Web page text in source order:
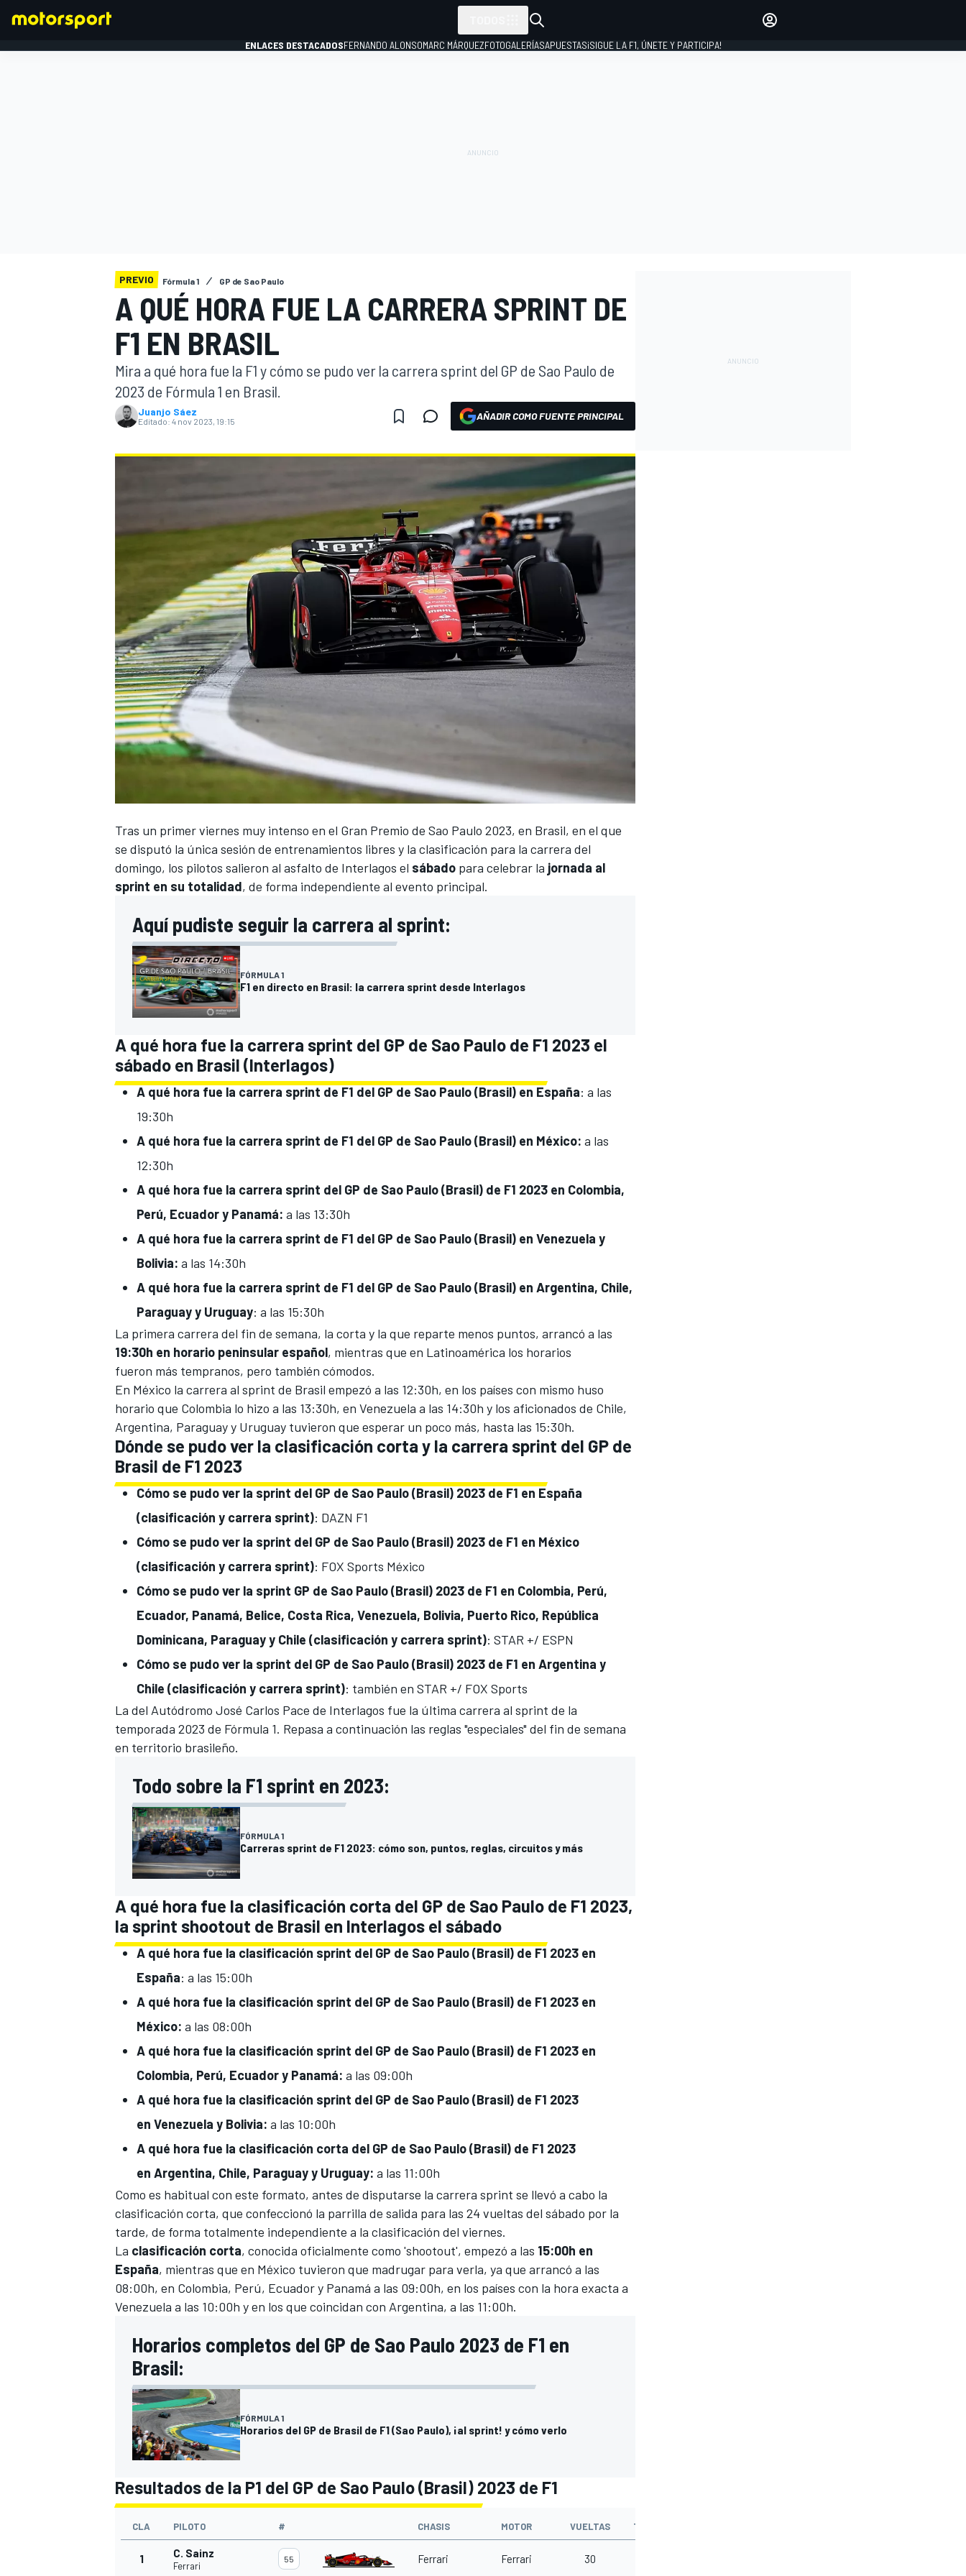
FÓRMULA E
MÁS CATEGORÍAS
ENLACES DESTACADOSFERNANDO ALONSOMARC MÁRQUEZFOTOGALERÍASAPUESTAS¡SIGUE LA F1, ÚNETE Y PARTICIPA!
PREVIO Fórmula 1 GP de Sao Paulo
A QUÉ HORA FUE LA CARRERA SPRINT DE
F1 EN BRASIL
Mira a qué hora fue la F1 y cómo se pudo ver la carrera sprint del GP de Sao Paulo de
2023 de Fórmula 1 en Brasil.
Juanjo Sáez
Editado: 4 nov 2023, 19:15 AÑADIR COMO FUENTE PRINCIPAL
Tras un primer viernes muy intenso en el Gran Premio de Sao Paulo 2023, en Brasil, en el que
se disputó la única sesión de entrenamientos libres y la clasificación para la carrera del
domingo, los pilotos salieron al asfalto de Interlagos el sábado para celebrar la jornada al
sprint en su totalidad, de forma independiente al evento principal.
Aquí pudiste seguir la carrera al sprint:
FÓRMULA 1
F1 en directo en Brasil: la carrera sprint desde Interlagos
A qué hora fue la carrera sprint del GP de Sao Paulo de F1 2023 el
sábado en Brasil (Interlagos)
A qué hora fue la carrera sprint de F1 del GP de Sao Paulo (Brasil) en España: a las
19:30h
A qué hora fue la carrera sprint de F1 del GP de Sao Paulo (Brasil) en México: a las
12:30h
A qué hora fue la carrera sprint del GP de Sao Paulo (Brasil) de F1 2023 en Colombia,
Perú, Ecuador y Panamá: a las 13:30h
A qué hora fue la carrera sprint de F1 del GP de Sao Paulo (Brasil) en Venezuela y
Bolivia: a las 14:30h
A qué hora fue la carrera sprint de F1 del GP de Sao Paulo (Brasil) en Argentina, Chile,
Paraguay y Uruguay: a las 15:30h
La primera carrera del fin de semana, la corta y la que reparte menos puntos, arrancó a las
19:30h en horario peninsular español, mientras que en Latinoamérica los horarios
fueron más tempranos, pero también cómodos.
En México la carrera al sprint de Brasil empezó a las 12:30h, en los países con mismo huso
horario que Colombia lo hizo a las 13:30h, en Venezuela a las 14:30h y los aficionados de Chile,
Argentina, Paraguay y Uruguay tuvieron que esperar un poco más, hasta las 15:30h.
Dónde se pudo ver la clasificación corta y la carrera sprint del GP de
Brasil de F1 2023
Cómo se pudo ver la sprint del GP de Sao Paulo (Brasil) 2023 de F1 en España
(clasificación y carrera sprint): DAZN F1
Cómo se pudo ver la sprint del GP de Sao Paulo (Brasil) 2023 de F1 en México
(clasificación y carrera sprint): FOX Sports México
Cómo se pudo ver la sprint GP de Sao Paulo (Brasil) 2023 de F1 en Colombia, Perú,
Ecuador, Panamá, Belice, Costa Rica, Venezuela, Bolivia, Puerto Rico, República
Dominicana, Paraguay y Chile (clasificación y carrera sprint): STAR +/ ESPN
Cómo se pudo ver la sprint del GP de Sao Paulo (Brasil) 2023 de F1 en Argentina y
Chile (clasificación y carrera sprint): también en STAR +/ FOX Sports
La del Autódromo José Carlos Pace de Interlagos fue la última carrera al sprint de la
temporada 2023 de Fórmula 1. Repasa a continuación las reglas "especiales" del fin de semana
en territorio brasileño.
Todo sobre la F1 sprint en 2023:
FÓRMULA 1
Carreras sprint de F1 2023: cómo son, puntos, reglas, circuitos y más
A qué hora fue la clasificación corta del GP de Sao Paulo de F1 2023,
la sprint shootout de Brasil en Interlagos el sábado
A qué hora fue la clasificación sprint del GP de Sao Paulo (Brasil) de F1 2023 en
España: a las 15:00h
A qué hora fue la clasificación sprint del GP de Sao Paulo (Brasil) de F1 2023 en
México: a las 08:00h
A qué hora fue la clasificación sprint del GP de Sao Paulo (Brasil) de F1 2023 en
Colombia, Perú, Ecuador y Panamá: a las 09:00h
A qué hora fue la clasificación sprint del GP de Sao Paulo (Brasil) de F1 2023
en Venezuela y Bolivia: a las 10:00h
A qué hora fue la clasificación corta del GP de Sao Paulo (Brasil) de F1 2023
en Argentina, Chile, Paraguay y Uruguay: a las 11:00h
Como es habitual con este formato, antes de disputarse la carrera sprint se llevó a cabo la
clasificación corta, que confeccionó la parrilla de salida para las 24 vueltas del sábado por la
tarde, de forma totalmente independiente a la clasificación del viernes.
La clasificación corta, conocida oficialmente como 'shootout', empezó a las 15:00h en
España, mientras que en México tuvieron que madrugar para verla, ya que arrancó a las
08:00h, en Colombia, Perú, Ecuador y Panamá a las 09:00h, en los países con la hora exacta a
Venezuela a las 10:00h y en los que coincidan con Argentina, a las 11:00h.
Horarios completos del GP de Sao Paulo 2023 de F1 en
Brasil:
FÓRMULA 1
Horarios del GP de Brasil de F1 (Sao Paulo), ¡al sprint! y cómo verlo
Resultados de la P1 del GP de Sao Paulo (Brasil) 2023 de F1
CLA PILOTO # CHASIS MOTOR VUELTAS TIEMPO
1 C. Sainz
Ferrari
55 Ferrari Ferrari 30